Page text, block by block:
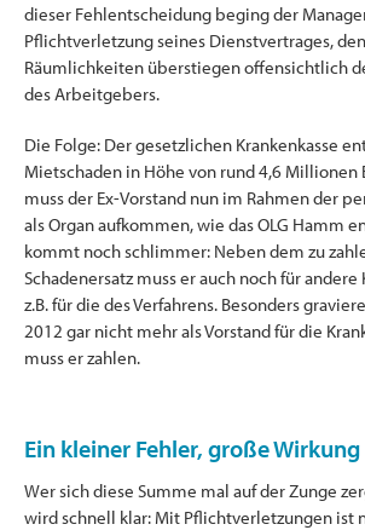
dieser Fehlentscheidung beging der
Pflichtverletzung seines Dienstvertrages,
Räumlichkeiten überstiegen offensichtlich
des Arbeitgebers.
Die Folge: Der gesetzlichen Krankenkasse
Mietschaden in Höhe von rund 4,6 Millionen
muss der Ex-Vorstand nun im Rahmen der
als Organ aufkommen, wie das OLG Hamm
kommt noch schlimmer: Neben dem zu
Schadenersatz muss er auch noch für
z.B. für die des Verfahrens. Besonders
2012 gar nicht mehr als Vorstand für die
muss er zahlen.
Ein kleiner Fehler, große Wirkung
Wer sich diese Summe mal auf der Zunge
wird schnell klar: Mit Pflichtverletzungen ist